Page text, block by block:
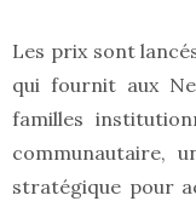
Les prix sont
qui fournit aux
familles
communautaire,
stratégique pour